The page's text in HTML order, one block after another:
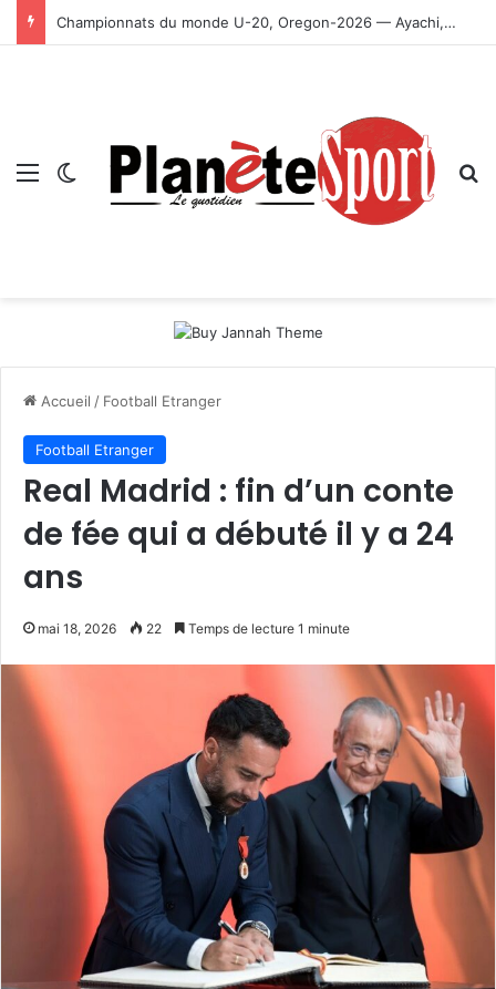
Championnats du monde U-20, Oregon-2026 — Ayachi, Dissa, Touahria et Ghezali en finale
Menu Switch skin
Accueil / Football Etranger
Football Etranger
Real Madrid : fin d’un conte
de fée qui a débuté il y a 24
ans
mai 18, 2026 22 Temps de lecture 1 minute